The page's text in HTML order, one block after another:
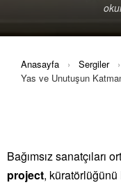
Anasayfa › Sergiler ›
Yas ve Unutuşun
Bağımsız sanatçıları
project, küratörlüğünü